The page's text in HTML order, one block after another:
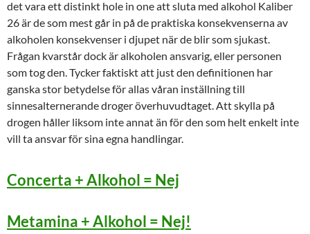
det vara ett distinkt hole in one att sluta med alkohol Kaliber
26 är de som mest går in på de praktiska konsekvenserna av
alkoholen konsekvenser i djupet när de blir som sjukast.
Frågan kvarstår dock är alkoholen ansvarig, eller personen
som tog den. Tycker faktiskt att just den definitionen har
ganska stor betydelse för allas våran inställning till
sinnesalternerande droger överhuvudtaget. Att skylla på
drogen håller liksom inte annat än för den som helt enkelt inte
vill ta ansvar för sina egna handlingar.
Concerta + Alkohol = Nej
Metamina + Alkohol = Nej!